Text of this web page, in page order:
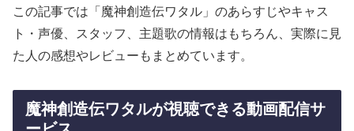
この記事では「魔神創造伝ワタル」のあらすじやキャス
ト・声優、スタッフ、主題歌の情報はもちろん、実際に見
た人の感想やレビューもまとめています。
魔神創造伝ワタルが視聴できる動画配信サ